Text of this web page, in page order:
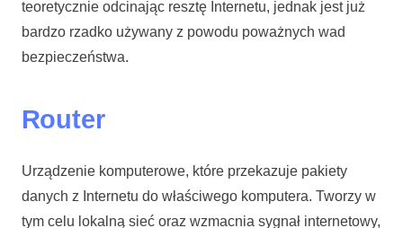
teoretycznie odcinając resztę Internetu, jednak jest już
bardzo rzadko używany z powodu poważnych wad
bezpieczeństwa.
Router
Urządzenie komputerowe, które przekazuje pakiety
danych z Internetu do właściwego komputera. Tworzy w
tym celu lokalną sieć oraz wzmacnia sygnał internetowy,